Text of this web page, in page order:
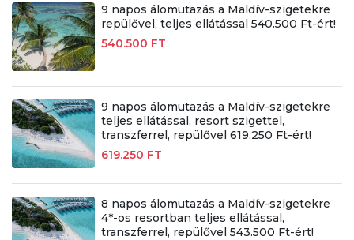
9 napos álomutazás a Maldív-szigetekre
repülővel, teljes ellátással 540.500 Ft-ért!
540.500 FT
9 napos álomutazás a Maldív-szigetekre
teljes ellátással, resort szigettel,
transzferrel, repülővel 619.250 Ft-ért!
619.250 FT
8 napos álomutazás a Maldív-szigetekre
4*-os resortban teljes ellátással,
transzferrel, repülővel 543.500 Ft-ért!